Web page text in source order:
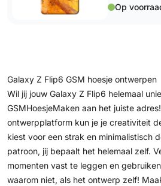
Op
Galaxy Z Flip6 GSM hoesje ontwerpen
Wil jij jouw Galaxy Z Flip6 helemaal
GSMHoesjeMaken aan het juiste
ontwerpplatform kun je je creativiteit
kiest voor een strak en minimalistisch
patroon, jij bepaalt het helemaal zelf.
momenten vast te leggen en
waarom niet, als het ontwerp zelf!